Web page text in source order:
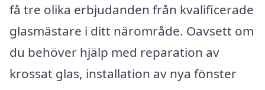
få tre olika erbjudanden från kvalificerade
glasmästare i ditt närområde. Oavsett om
du behöver hjälp med reparation av
krossat glas, installation av nya fönster